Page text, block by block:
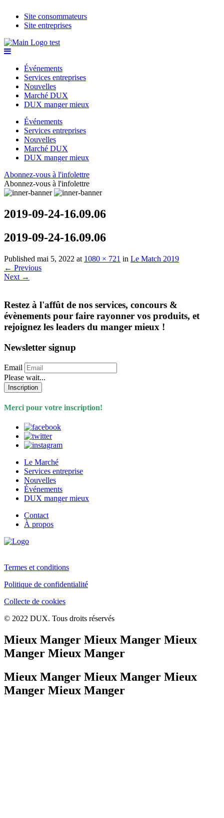
Site consommateurs
Site entreprises
Événements
Services entreprises
Nouvelles
Marché DUX
DUX manger mieux
Événements
Services entreprises
Nouvelles
Marché DUX
DUX manger mieux
Abonnez-vous à l'infolettre
Abonnez-vous à l'infolettre
2019-09-24-16.09.06
2019-09-24-16.09.06
Published mai 5, 2022 at 1080 × 721 in Le Match 2019
← Previous
Next →
Restez à l'affût de nos services, concours &
évènements pour faire rayonner vos produits, et
rejoignez les leaders du manger mieux !
Newsletter signup
Email
Please wait...
Inscription
Merci pour votre inscription!
Le Marché
Services entreprise
Nouvelles
Événements
DUX manger mieux
Contact
À propos
Termes et conditions
Politique de confidentialité
Collecte de cookies
© 2022 DUX. Tous droits réservés
Mieux Manger Mieux Manger Mieux
Manger Mieux Manger
Mieux Manger Mieux Manger Mieux
Manger Mieux Manger